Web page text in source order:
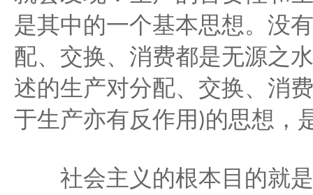
是其中的一个基本思想。没
配、交换、消费都是无源之
述的生产对分配、交换、消
于生产亦有反作用 )的思想，
社会主义的根本目的就是